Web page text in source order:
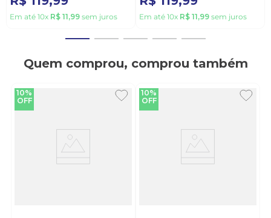
Em até 10x R$ 11,99 sem juros Em até 10x R$ 11,99 sem juros
Quem comprou, comprou também
10%
OFF
10%
OFF